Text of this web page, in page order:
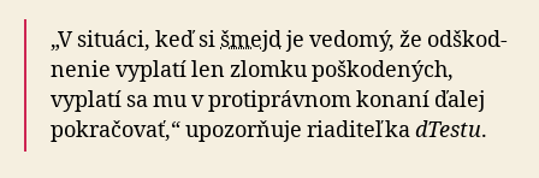
„V situáci, keď sišmejdje vedomý, že od­škod­
nenie vy­platí len zlomku poško­de­ných,
vyplatí sa mu v proti­právnom konaní ďalej
po­kra­čovať,“ upo­zor­ňuje ria­di­teľkadTestu.